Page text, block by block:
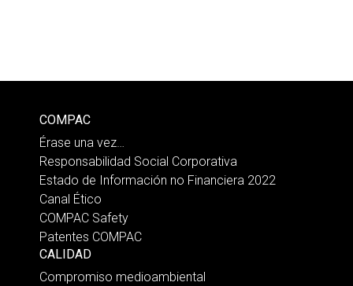
COMPAC
Érase una vez…
Responsabilidad Social Corporativa
Estado de Información no Financiera 2022
Canal Ético
COMPAC Safety
Patentes COMPAC
CALIDAD
Compromiso medioambiental